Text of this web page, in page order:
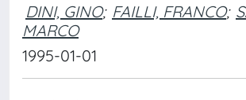
DINI, GINO; FAILLI, FRANCO;
MARCO
1995-01-01